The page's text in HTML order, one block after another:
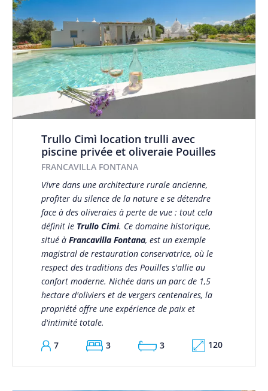
Trullo Cimì location trulli avec
piscine privée et oliveraie Pouilles
FRANCAVILLA FONTANA
Vivre dans une architecture rurale ancienne,
profiter du silence de la nature e se détendre
face à des oliveraies à perte de vue : tout cela
définit le Trullo Cimì. Ce domaine historique,
situé à Francavilla Fontana, est un exemple
magistral de restauration conservatrice, où le
respect des traditions des Pouilles s'allie au
confort moderne. Nichée dans un parc de 1,5
hectare d'oliviers et de vergers centenaires, la
propriété offre une expérience de paix et
d'intimité totale.
7
3 3 120